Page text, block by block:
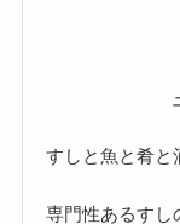
すしと魚と肴と
専門性あるすし